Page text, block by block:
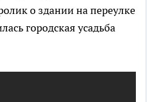
о здании на переулке
городская усадьба